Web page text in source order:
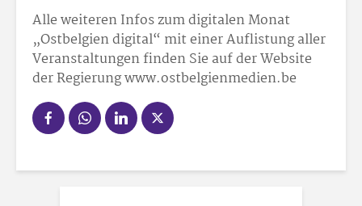
Alle weiteren Infos zum digitalen Monat
„Ostbelgien digital“ mit einer Auflistung aller
Veranstaltungen finden Sie auf der Website
der Regierung www.ostbelgienmedien.be